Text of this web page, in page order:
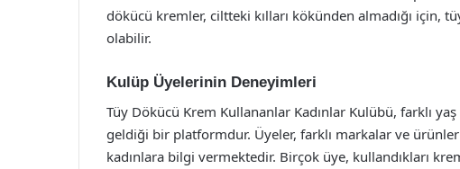
dökücü kremler, ciltteki kılları kökünden almadığı için,
olabilir.
Kulüp Üyelerinin Deneyimleri
Tüy Dökücü Krem Kullananlar Kadınlar Kulübü, farklı
geldiği bir platformdur. Üyeler, farklı markalar ve
kadınlara bilgi vermektedir. Birçok üye, kullandıkları